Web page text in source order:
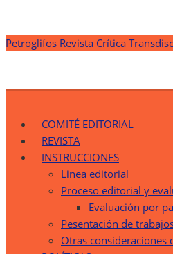
Saltar
Petroglifos Revista Crítica
COMITÉ EDITORIAL
REVISTA
INSTRUCCIONES
Linea editorial
Proceso editorial y
Evaluación por
Pesentación de
Otras consideraciones